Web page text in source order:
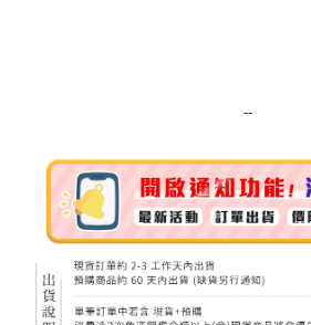
每筆NT$100，滿NT$999(含以上)免運費
離島宅配（澎湖、金門、馬祖、小琉球）
每筆NT$250，滿NT$3,000(含以上)免運費
付款後門市自取
免運費
--